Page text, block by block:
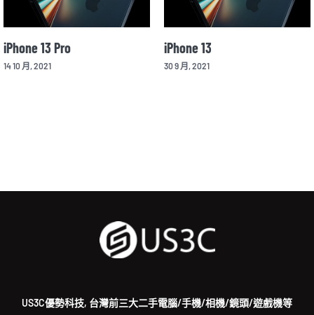
iPhone 13 Pro
14 10 月, 2021
iPhone 13
30 9 月, 2021
US3C優勢科技, 台灣前三大二手電腦/手機/相機/鏡頭/遊戲機等